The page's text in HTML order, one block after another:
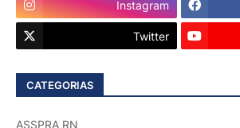
Instagram
Twitter
CATEGORIAS
ASSPRA RN